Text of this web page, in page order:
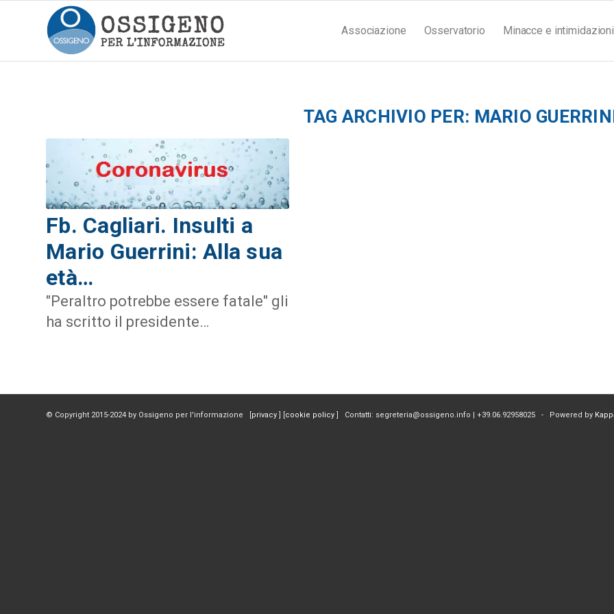
Associazione Osservatorio Minacce e intimidazioni
TAG ARCHIVIO PER: MARIO
Fb. Cagliari. Insulti a
Mario Guerrini: Alla sua
età…
"Peraltro potrebbe essere fatale" gli
ha scritto il presidente…
© Copyright 2015-2024 by Ossigeno per l'informazione [privacy ] [cookie policy ] Contatti: segreteria@ossigeno.info | +39.06.92958025 - Powered by